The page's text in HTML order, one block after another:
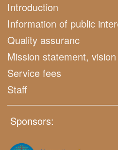
Introduction
Information of public
Quality assuranc
Mission statement,
Service fees
Staff
Sponsors: